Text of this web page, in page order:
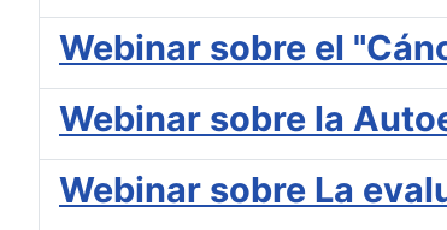
Webinar sobre el
Webinar sobre la
Webinar sobre La